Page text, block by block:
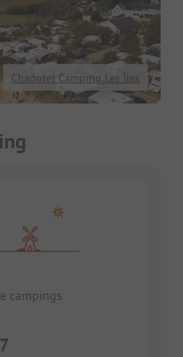
Chadotel Camping Les Îles
campings
7